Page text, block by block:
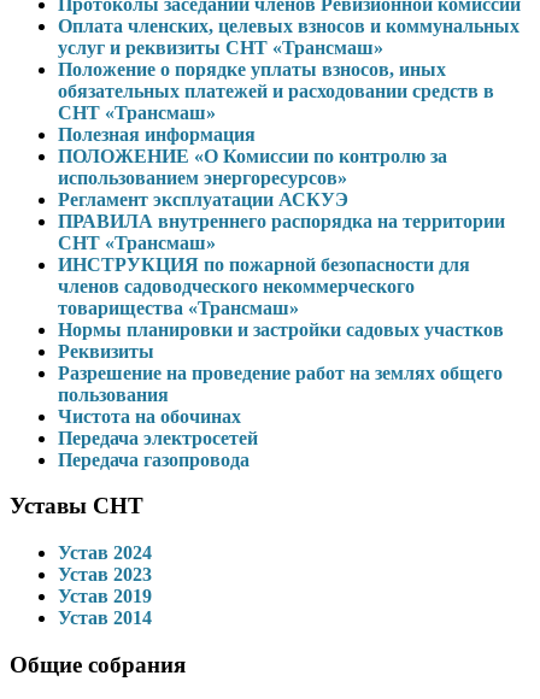
Оплата членских, целевых взносов и коммунальных
услуг и реквизиты СНТ «Трансмаш»
Положение о порядке уплаты взносов, иных
обязательных платежей и расходовании средств в
СНТ «Трансмаш»
Полезная информация
ПОЛОЖЕНИЕ «О Комиссии по контролю за
использованием энергоресурсов»
Регламент эксплуатации АСКУЭ
ПРАВИЛА внутреннего распорядка на территории
СНТ «Трансмаш»
ИНСТРУКЦИЯ по пожарной безопасности для
членов садоводческого некоммерческого
товарищества «Трансмаш»
Нормы планировки и застройки садовых участков
Реквизиты
Разрешение на проведение работ на землях общего
пользования
Чистота на обочинах
Передача электросетей
Передача газопровода
Уставы СНТ
Устав 2024
Устав 2023
Устав 2019
Устав 2014
Общие собрания